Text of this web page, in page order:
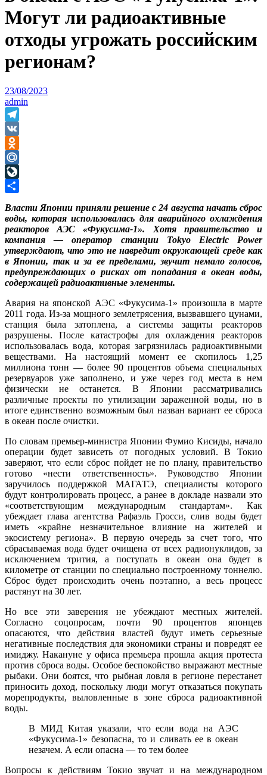
Могут ли радиоактивные
отходы угрожать российским
регионам?
23/08/2023
admin
Telegram
VK
Odnoklassniki
Mail.Ru
LiveJournal
Власти Японии приняли решение с 24 августа начать сброс
воды, которая использовалась для аварийного охлаждения
реакторов АЭС «Фукусима-1». Хотя правительство и
компания — оператор станции Tokyo Electric Power
утверждают, что это не навредит окружающей среде как
в Японии, так и за ее пределами, звучит немало голосов,
предупреждающих о рисках от попадания в океан воды,
содержащей радиоактивные элементы.
Авария на японской АЭС «Фукусима-1» произошла в марте
2011 года. Из-за мощного землетрясения, вызвавшего цунами,
станция была затоплена, а системы защиты реакторов
разрушены. После катастрофы для охлаждения реакторов
использовалась вода, которая загрязнилась радиоактивными
веществами. На настоящий момент ее скопилось 1,25
миллиона тонн — более 90 процентов объема специальных
резервуаров уже заполнено, и уже через год места в нем
физически не останется. В Японии рассматривались
различные проекты по утилизации зараженной воды, но в
итоге единственно возможным был назван вариант ее сброса
в океан после очистки.
По словам премьер-министра Японии Фумио Кисиды, начало
операции будет зависеть от погодных условий. В Токио
заверяют, что если сброс пойдет не по плану, правительство
готово «нести ответственность». Руководство Японии
заручилось поддержкой МАГАТЭ, специалисты которого
будут контролировать процесс, а ранее в докладе назвали это
«соответствующим международным стандартам». Как
убеждает глава агентства Рафаэль Гросси, слив воды будет
иметь «крайне незначительное влияние на жителей и
экосистему региона». В первую очередь за счет того, что
сбрасываемая вода будет очищена от всех радионуклидов, за
исключением трития, а поступать в океан она будет в
километре от станции по специально построенному тоннелю.
Сброс будет происходить очень поэтапно, а весь процесс
растянут на 30 лет.
Но все эти заверения не убеждают местных жителей.
Согласно соцопросам, почти 90 процентов японцев
опасаются, что действия властей будут иметь серьезные
негативные последствия для экономики страны и повредят ее
имиджу. Накануне у офиса премьера прошла акция протеста
против сброса воды. Особое беспокойство выражают местные
рыбаки. Они боятся, что рыбная ловля в регионе перестанет
приносить доход, поскольку люди могут отказаться покупать
морепродукты, выловленные в зоне сброса радиоактивной
воды.
В МИД Китая указали, что если вода на АЭС
«Фукусима-1» безопасна, то и сливать ее в океан
незачем. А если опасна — то тем более
Вопросы к действиям Токио звучат и на международном